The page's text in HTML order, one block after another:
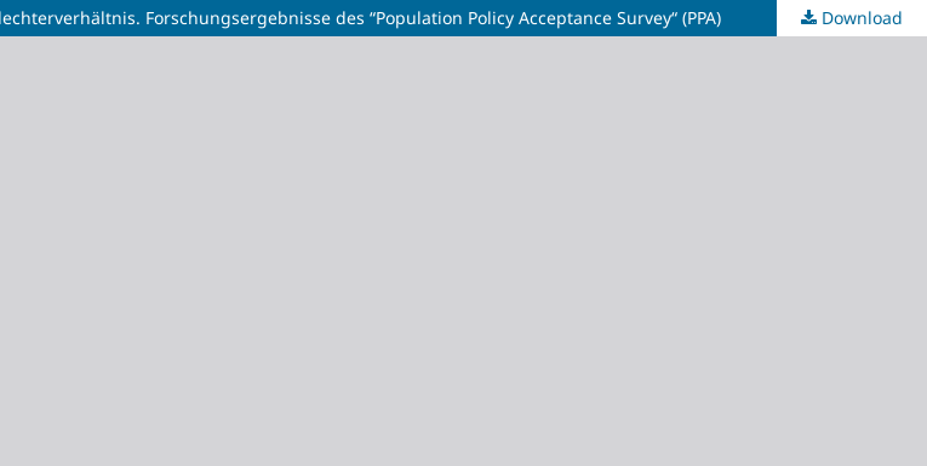
Forschungsergebnisse des “Population Policy Acceptance Survey“ (PPA) Download